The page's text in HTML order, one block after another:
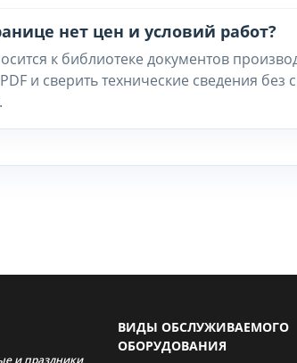
нет цен и условий работ?
к библиотеке документов
и сверить технические сведения
и праздники
ВИДЫ ОБСЛУЖИВАЕМОГО
ОБОРУДОВАНИЯ